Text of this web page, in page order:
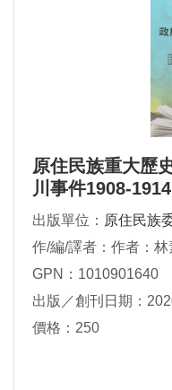
原住民族重大歷
川事件1908-1914
出版單位： 原住民族
作/編/譯者：作者：林
GPN：1010901640
出版／創刊日期：
價格：250